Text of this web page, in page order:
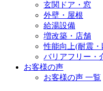
玄関ドア・窓
外壁・屋根
給湯設備
増改築・店舗
性能向上(耐震
バリアフリー・
お客様の声
お客様の声 一覧